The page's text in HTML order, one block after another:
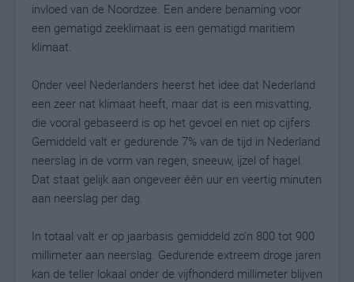
invloed van de Noordzee. Een andere benaming voor
een gematigd zeeklimaat is een gematigd maritiem
klimaat.
Onder veel Nederlanders heerst het idee dat Nederland
een zeer nat klimaat heeft, maar dat is een misvatting,
die vooral gebaseerd is op het gevoel en niet op cijfers.
Gemiddeld valt er gedurende 7% van de tijd in Nederland
neerslag in de vorm van regen, sneeuw, ijzel of hagel.
Dat staat gelijk aan ongeveer één uur en veertig minuten
aan neerslag per dag.
In totaal valt er op jaarbasis gemiddeld zo'n 800 tot 900
millimeter aan neerslag. Gedurende extreem droge jaren
kan de teller lokaal onder de vijfhonderd millimeter blijven